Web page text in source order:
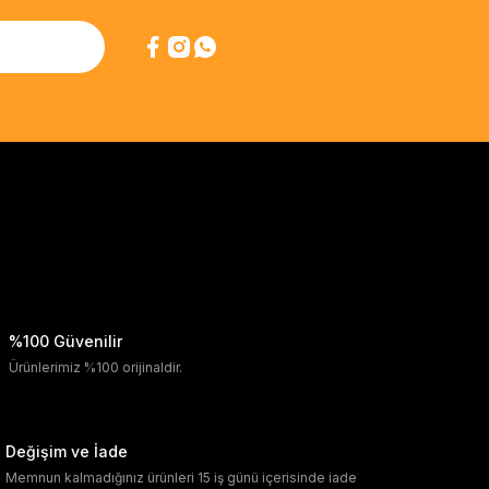
%100 Güvenilir
Ürünlerimiz %100 orijinaldir.
Değişim ve İade
Memnun kalmadığınız ürünleri 15 iş günü içerisinde iade